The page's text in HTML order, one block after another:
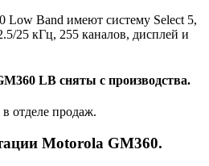
Low Band имеют систему Select 5,
25 кГц, 255 каналов, дисплей и
LB сняты с производства.
отделе продаж.
Motorola GM360.